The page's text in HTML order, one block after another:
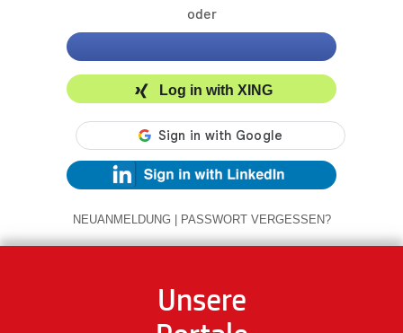
oder
Log in with XING
NEUANMELDUNG | PASSWORT VERGESSEN?
Unsere